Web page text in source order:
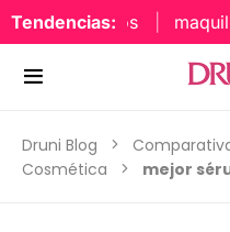
Tendencias: maquillaje
Druni Blog
Cosmética
mejor